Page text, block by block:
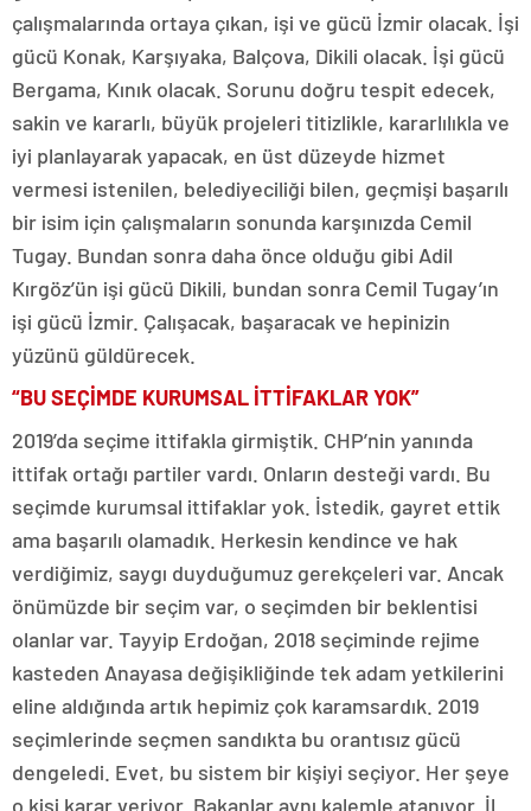
çalışmalarında ortaya çıkan, işi ve gücü İzmir olacak. İşi
gücü Konak, Karşıyaka, Balçova, Dikili olacak. İşi gücü
Bergama, Kınık olacak. Sorunu doğru tespit edecek,
sakin ve kararlı, büyük projeleri titizlikle, kararlılıkla ve
iyi planlayarak yapacak, en üst düzeyde hizmet
vermesi istenilen, belediyeciliği bilen, geçmişi başarılı
bir isim için çalışmaların sonunda karşınızda Cemil
Tugay. Bundan sonra daha önce olduğu gibi Adil
Kırgöz’ün işi gücü Dikili, bundan sonra Cemil Tugay’ın
işi gücü İzmir. Çalışacak, başaracak ve hepinizin
yüzünü güldürecek.
“BU SEÇİMDE KURUMSAL İTTİFAKLAR YOK”
2019’da seçime ittifakla girmiştik. CHP’nin yanında
ittifak ortağı partiler vardı. Onların desteği vardı. Bu
seçimde kurumsal ittifaklar yok. İstedik, gayret ettik
ama başarılı olamadık. Herkesin kendince ve hak
verdiğimiz, saygı duyduğumuz gerekçeleri var. Ancak
önümüzde bir seçim var, o seçimden bir beklentisi
olanlar var. Tayyip Erdoğan, 2018 seçiminde rejime
kasteden Anayasa değişikliğinde tek adam yetkilerini
eline aldığında artık hepimiz çok karamsardık. 2019
seçimlerinde seçmen sandıkta bu orantısız gücü
dengeledi. Evet, bu sistem bir kişiyi seçiyor. Her şeye
o kişi karar veriyor. Bakanlar aynı kalemle atanıyor. İl